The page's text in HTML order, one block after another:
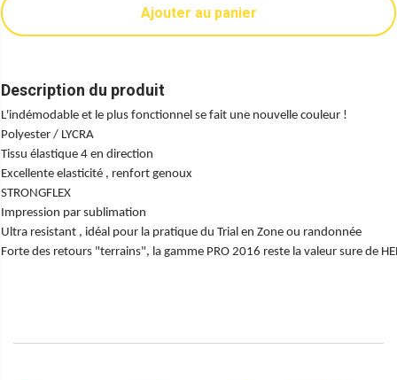
Ajouter au panier
Description du produit
L'indémodable et le plus fonctionnel se fait une nouvelle couleur !
Polyester / LYCRA
Tissu élastique 4 en direction
Excellente elasticité , renfort genoux
STRONGFLEX
Impression par sublimation
Ultra resistant , idéal pour la pratique du Trial en Zone ou randonnée
Forte des retours "terrains", la gamme PRO 2016 reste la valeur sure de